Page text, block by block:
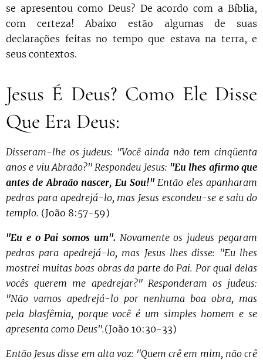
se apresentou como Deus? De acordo com a Bíblia,
com certeza! Abaixo estão algumas de suas
declarações feitas no tempo que estava na terra, e
seus contextos.
Jesus É Deus? Como Ele Disse
Que Era Deus:
Disseram-lhe os judeus: "Você ainda não tem cinqüenta
anos e viu Abraão?" Respondeu Jesus: "Eu lhes afirmo que
antes de Abraão nascer, Eu Sou!" Então eles apanharam
pedras para apedrejá-lo, mas Jesus escondeu-se e saiu do
templo. (João 8:57-59)
"Eu e o Pai somos um". Novamente os judeus pegaram
pedras para apedrejá-lo, mas Jesus lhes disse: "Eu lhes
mostrei muitas boas obras da parte do Pai. Por qual delas
vocês querem me apedrejar?" Responderam os judeus:
"Não vamos apedrejá-lo por nenhuma boa obra, mas
pela blasfêmia, porque você é um simples homem e se
apresenta como Deus".(João 10:30-33)
Então Jesus disse em alta voz: "Quem crê em mim, não crê